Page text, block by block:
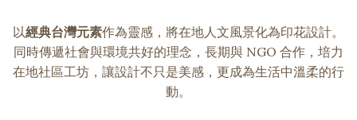
以經典台灣元素作為靈感，將在地人文風景化為印花設計。
同時傳遞社會與環境共好的理念，長期與 NGO 合作，培力
在地社區工坊，讓設計不只是美感，更成為生活中溫柔的行
動。